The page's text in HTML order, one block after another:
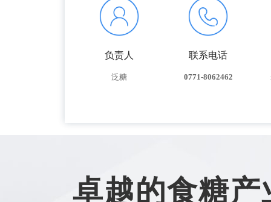
负责人
泛糖
联系电话
0771-8062462
卓越的食糖